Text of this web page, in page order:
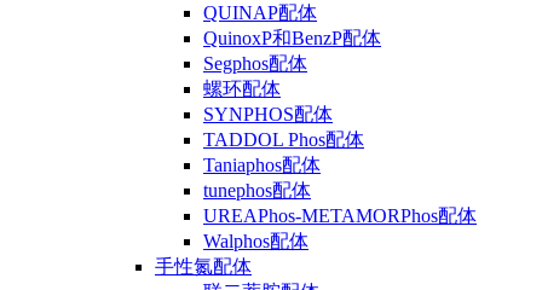
QUINAP配体
QuinoxP和BenzP配体
Segphos配体
螺环配体
SYNPHOS配体
TADDOL Phos配体
Taniaphos配体
tunephos配体
UREAPhos-METAMORPhos配体
Walphos配体
手性氮配体